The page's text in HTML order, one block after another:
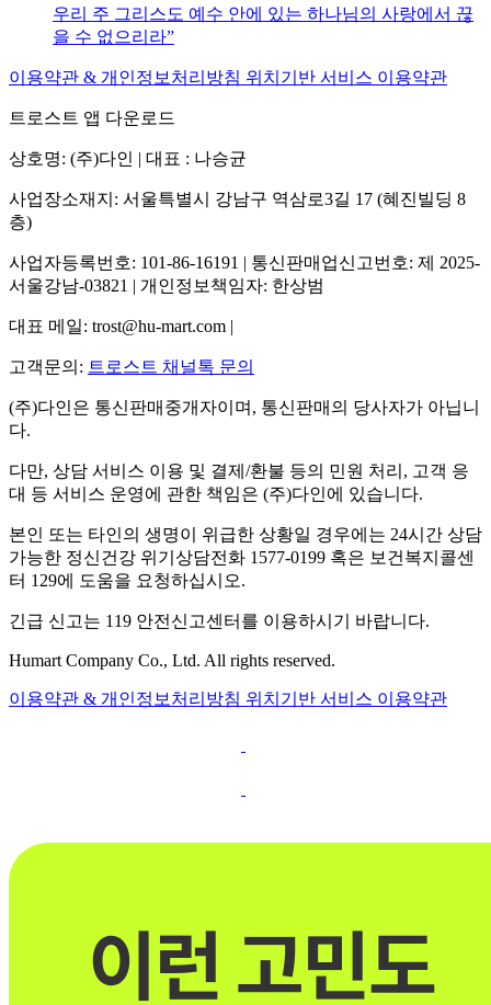
우리 주 그리스도 예수 안에 있는 하나님의 사랑에서 끊
을 수 없으리라
이용약관 & 개인정보처리방침 위치기반 서비스 이용약관
트로스트 앱 다운로드
상호명: (주)다인 | 대표 : 나승균
사업장소재지: 서울특별시 강남구 역삼로3길 17 (혜진빌딩 8
층)
사업자등록번호: 101-86-16191 | 통신판매업신고번호: 제 2025-
서울강남-03821 | 개인정보책임자: 한상범
대표 메일: trost@hu-mart.com |
고객문의: 트로스트 채널톡 문의
(주)다인은 통신판매중개자이며, 통신판매의 당사자가 아닙니
다.
다만, 상담 서비스 이용 및 결제/환불 등의 민원 처리, 고객 응
대 등 서비스 운영에 관한 책임은 (주)다인에 있습니다.
본인 또는 타인의 생명이 위급한 상황일 경우에는 24시간 상담
가능한 정신건강 위기상담전화 1577-0199 혹은 보건복지콜센
터 129에 도움을 요청하십시오.
긴급 신고는 119 안전신고센터를 이용하시기 바랍니다.
Humart Company Co., Ltd. All rights reserved.
이용약관 & 개인정보처리방침 위치기반 서비스 이용약관